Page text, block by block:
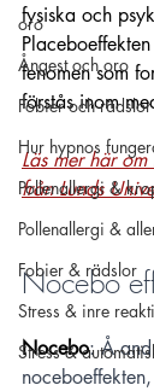
oro
Ångest och oro
Fobier och rädslor
Hur hypnos
Pollenallergi &
Pollenallergi &
Fobier & rädslor
Stress & inre
Stress &
fysiska och
fenomen som
förstås inom
Läs mer här
från Lunds
Nocebo
Nocebo: Å